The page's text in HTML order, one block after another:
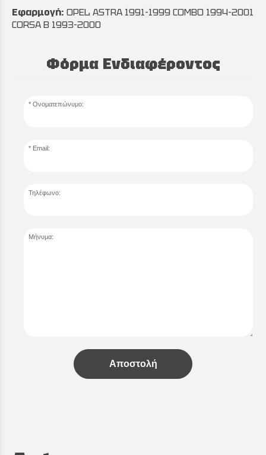
Εφαρμογή: OPEL ASTRA 1991-1999 COMBO 1994-2001
CORSA B 1993-2000
Φόρμα Ενδιαφέροντος
Ονοματεπώνυμο:
Email:
Τηλέφωνο:
Μήνυμα:
Αποστολή